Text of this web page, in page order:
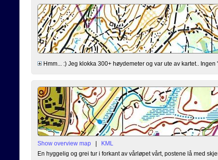
Hmm... :) Jeg klokka 300+ høydemeter og var ute av kartet..
Show overview map |
KML
En hyggelig og grei tur i forkant av vårløpet vårt, postene lå med